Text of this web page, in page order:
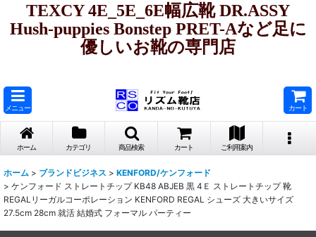
TEXCY 4E_5E_6E幅広靴 DR.ASSY
Hush-puppies Bonstep PRET-Aなど足に
優しいお靴の専門店
メニュー カート
ホーム カテゴリ 商品検索 カート ご利用案内
ホーム > ブランドビジネス > KENFORD/ケンフォード
> ケンフォード ストレートチップ KB48 ABJEB 黒 4Ｅ ストレートチップ 靴
REGALリーガルコーポレーション KENFORD REGAL シューズ 大きいサイズ
27.5cm 28cm 就活 結婚式 フォーマル パーティー